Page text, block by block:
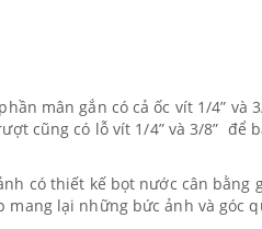
mân gắn có cả ốc vít 1/4”
cũng có lỗ vít 1/4” và 3/8”
có thiết kế bọt nước cân
mang lại những bức ảnh và góc